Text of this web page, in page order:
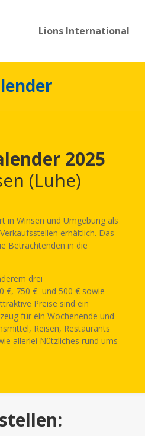
Lions International
2025
(Luhe)
in Winsen und Umgebung als
erhältlich. Das
Betrachtenden in die
drei
€, 750 € und 500 € sowie
Preise sind ein
für ein Wochenende und
Reisen, Restaurants
allerlei Nützliches rund ums